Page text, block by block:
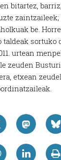
bitartez,
zaintzaileek;
be.
taldeak sortuko
urtean
zeuden
etxean